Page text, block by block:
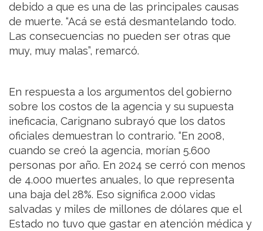
debido a que es una de las principales causas
de muerte. “Acá se está desmantelando todo.
Las consecuencias no pueden ser otras que
muy, muy malas”, remarcó.
En respuesta a los argumentos del gobierno
sobre los costos de la agencia y su supuesta
ineficacia, Carignano subrayó que los datos
oficiales demuestran lo contrario. “En 2008,
cuando se creó la agencia, morían 5.600
personas por año. En 2024 se cerró con menos
de 4.000 muertes anuales, lo que representa
una baja del 28%. Eso significa 2.000 vidas
salvadas y miles de millones de dólares que el
Estado no tuvo que gastar en atención médica y